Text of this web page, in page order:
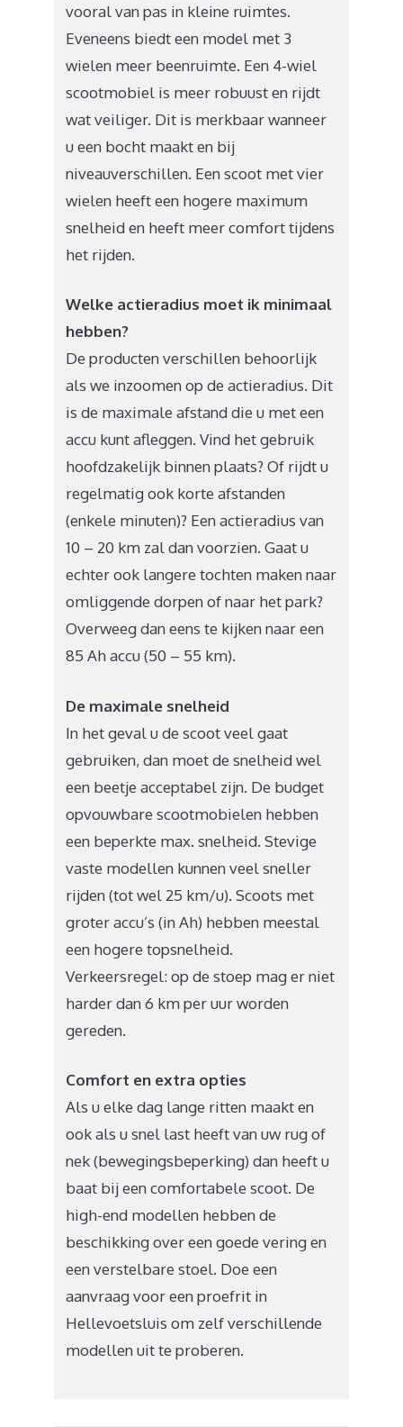
vooral van pas in kleine ruimtes.
Eveneens biedt een model met 3
wielen meer beenruimte. Een 4-wiel
scootmobiel is meer robuust en rijdt
wat veiliger. Dit is merkbaar wanneer
u een bocht maakt en bij
niveauverschillen. Een scoot met vier
wielen heeft een hogere maximum
snelheid en heeft meer comfort tijdens
het rijden.
Welke actieradius moet ik minimaal
hebben?
De producten verschillen behoorlijk
als we inzoomen op de actieradius. Dit
is de maximale afstand die u met een
accu kunt afleggen. Vind het gebruik
hoofdzakelijk binnen plaats? Of rijdt u
regelmatig ook korte afstanden
(enkele minuten)? Een actieradius van
10 – 20 km zal dan voorzien. Gaat u
echter ook langere tochten maken naar
omliggende dorpen of naar het park?
Overweeg dan eens te kijken naar een
85 Ah accu (50 – 55 km).
De maximale snelheid
In het geval u de scoot veel gaat
gebruiken, dan moet de snelheid wel
een beetje acceptabel zijn. De budget
opvouwbare scootmobielen hebben
een beperkte max. snelheid. Stevige
vaste modellen kunnen veel sneller
rijden (tot wel 25 km/u). Scoots met
groter accu’s (in Ah) hebben meestal
een hogere topsnelheid.
Verkeersregel: op de stoep mag er niet
harder dan 6 km per uur worden
gereden.
Comfort en extra opties
Als u elke dag lange ritten maakt en
ook als u snel last heeft van uw rug of
nek (bewegingsbeperking) dan heeft u
baat bij een comfortabele scoot. De
high-end modellen hebben de
beschikking over een goede vering en
een verstelbare stoel. Doe een
aanvraag voor een proefrit in
Hellevoetsluis om zelf verschillende
modellen uit te proberen.